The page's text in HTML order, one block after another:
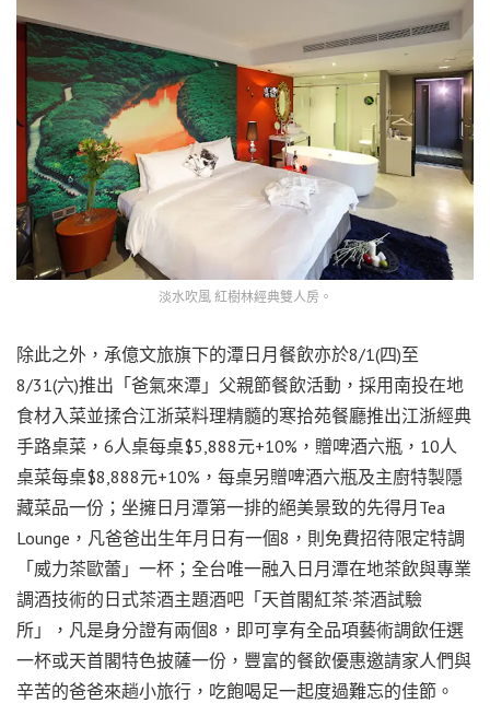
淡水吹風 紅樹林經典雙人房。
除此之外，承億文旅旗下的潭日月餐飲亦於8/1(四)至
8/31(六)推出「爸氣來潭」父親節餐飲活動，採用南投在地
食材入菜並揉合江浙菜料理精髓的寒拾苑餐廳推出江浙經典
手路桌菜，6人桌每桌$5,888元+10%，贈啤酒六瓶，10人
桌菜每桌$8,888元+10%，每桌另贈啤酒六瓶及主廚特製隱
藏菜品一份；坐擁日月潭第一排的絕美景致的先得月Tea
Lounge，凡爸爸出生年月日有一個8，則免費招待限定特調
「威力茶歐蕾」一杯；全台唯一融入日月潭在地茶飲與專業
調酒技術的日式茶酒主題酒吧「天首閣紅茶·茶酒試驗
所」，凡是身分證有兩個8，即可享有全品項藝術調飲任選
一杯或天首閣特色披薩一份，豐富的餐飲優惠邀請家人們與
辛苦的爸爸來趟小旅行，吃飽喝足一起度過難忘的佳節。